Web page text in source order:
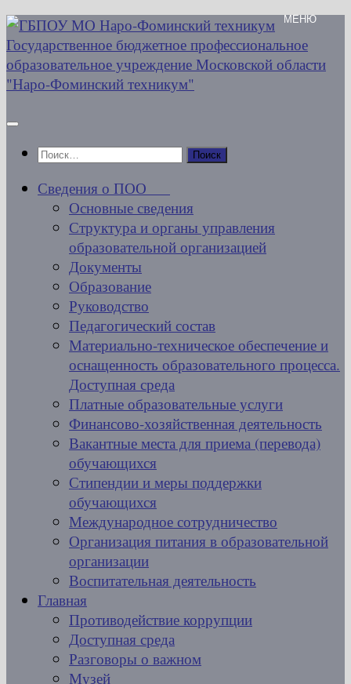
Перейти
к
содержимому
Найти:
Сведения о ПОО
Основные сведения
Структура и органы управления
образовательной организацией
Документы
Образование
Руководство
Педагогический состав
Материально-техническое обеспечение и
оснащенность образовательного процесса.
Доступная среда
Платные образовательные услуги
Финансово-хозяйственная деятельность
Вакантные места для приема (перевода)
обучающихся
Стипендии и меры поддержки
обучающихся
Международное сотрудничество
Организация питания в образовательной
организации
Воспитательная деятельность
Главная
Противодействие коррупции
Доступная среда
Разговоры о важном
Музей